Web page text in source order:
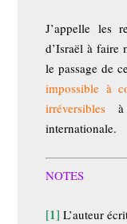
J’appelle les
d’Israël à faire
le passage de
impossible à
irréversibles à
internationale.
NOTES
[1] L’auteur